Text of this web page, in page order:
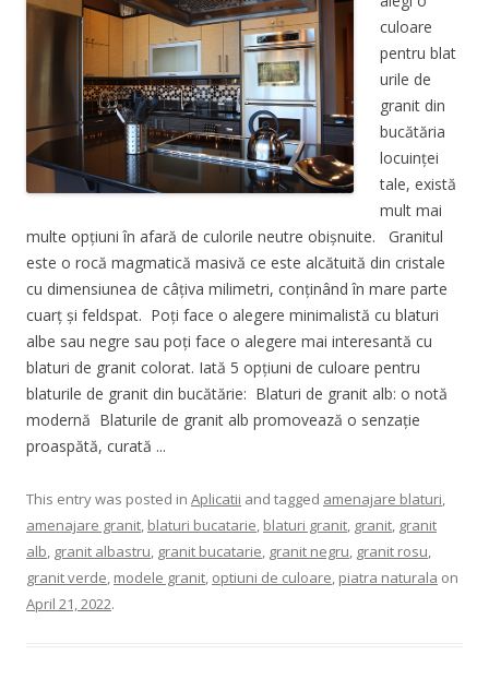
culoare
pentru blat
urile de
granit din
bucătăria
locuinței
tale, există
mult mai
multe opțiuni în afară de culorile neutre obișnuite. Granitul
este o rocă magmatică masivă ce este alcătuită din cristale
cu dimensiunea de câțiva milimetri, conținând în mare parte
cuarț și feldspat. Poți face o alegere minimalistă cu blaturi
albe sau negre sau poți face o alegere mai interesantă cu
blaturi de granit colorat. Iată 5 opțiuni de culoare pentru
blaturile de granit din bucătărie: Blaturi de granit alb: o notă
modernă Blaturile de granit alb promovează o senzație
proaspătă, curată ...
This entry was posted in Aplicatii and tagged amenajare blaturi,
amenajare granit, blaturi bucatarie, blaturi granit, granit, granit
alb, granit albastru, granit bucatarie, granit negru, granit rosu,
granit verde, modele granit, optiuni de culoare, piatra naturala on
April 21, 2022.